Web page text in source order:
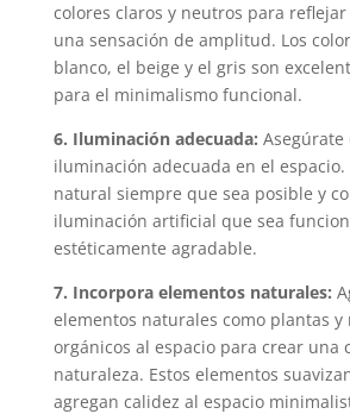
colores claros y neutros para
una sensación de amplitud. Los
blanco, el beige y el gris son
para el minimalismo funcional.
6. Iluminación adecuada:
iluminación adecuada en el
natural siempre que sea posible y
iluminación artificial que sea
estéticamente agradable.
7. Incorpora elementos naturales:
elementos naturales como plantas y
orgánicos al espacio para crear una
naturaleza. Estos elementos
agregan calidez al espacio